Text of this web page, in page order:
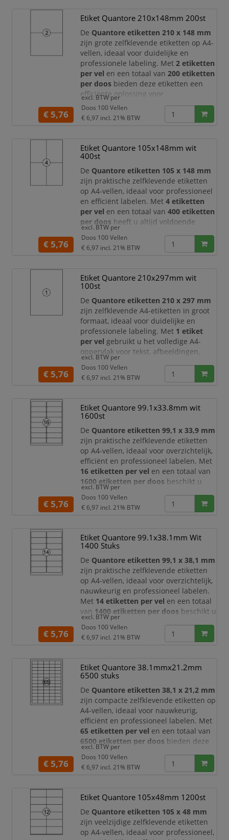
36 mmzijn deze Quantore etiketten
geschikt v
Etiket Quantore 210x148mm 200st
De Quantore etiketten 210 x 148 mm
zijn grote zelfklevende etiketten op A4-
vellen, ideaal voor duidelijke en
professionele labeling. Met2 etiketten
per vel en een totaal van200 etiketten
per doos bieden deze etiketten een
efficiënte oplossing voor
verzendetiketten, productlabels,
magazijnlabels, archiefetiketten en
kantoororganisatie.
148 mmheeft u veel plaats voor
adresgegevens, barcodes, logo’
€ 5,76
excl. BTW per
Doos 100 Vellen
€ 6,97 incl. 21% BTW
Etiket Quantore 105x148mm wit
400st
De Quantore etiketten 105 x 148 mm
zijn praktische zelfklevende etiketten
op A4-vellen, ideaal voor professioneel
en efficiënt labelen. Met4 etiketten
per vel en een totaal van400 etiketten
per doos heeft u altijd voldoende
voorraad voor uw dagelijkse
labelingwerkzaamheden. Deze grote
etiketten zijn perfect voor adressering,
productlabels, magazijnlabels en
algemene kantoororganisatie.
Dankzij het rui
€ 5,76
excl. BTW per
Doos 100 Vellen
€ 6,97 incl. 21% BTW
Etiket Quantore 210x297mm wit
100st
De Quantore etiketten 210 x 297 mm
zijn zelfklevende A4-etiketten in groot
formaat, ideaal voor duidelijke en
professionele labeling. Met 1 etiket
per vel gebruikt u het volledige A4-
oppervlak voor tekst, afbeeldingen,
barcodes, instructies, waarschuwingen,
productinformatie of verzendgegevens.
De doos bevat 100 vellen, goed voor in
Dankzij het royale formaat van 210 x
297 mm
bijzond
€ 5,76
excl. BTW per
Doos 100 Vellen
€ 6,97 incl. 21% BTW
Etiket Quantore 99.1x33.8mm wit
1600st
De Quantore etiketten 99,1 x 33,9 mm
zijn praktische zelfklevende etiketten
op A4-vellen, ideaal voor overzichtelijk,
efficiënt en professioneel labelen. Met
16 etiketten per vel en een totaal van
1600 etiketten per doos beschikt u
over een ruime voorraad voor dagelijks
gebruik op kantoor, in het magazijn, bij
verzending, administratie en
Dankzij het efficiënte formaat van99,1
x 33,9 mmbieden deze Quantore
etiketten vo
€ 5,76
excl. BTW per
Doos 100 Vellen
€ 6,97 incl. 21% BTW
Etiket Quantore 99.1x38.1mm Wit
1400 Stuks
De Quantore etiketten 99,1 x 38,1 mm
zijn praktische zelfklevende etiketten
op A4-vellen, ideaal voor overzichtelijk,
nauwkeurig en professioneel labelen.
Met 14 etiketten per vel en een totaal
van 1400 etiketten per doos beschikt u
over een ruime voorraad voor dagelijks
gebruik op kantoor, in het magazijn, bij
verzending, administratie en
Dankzij het handige formaat van99,1 x
38,1 mmbieden deze Quantore
etiketten vold
€ 5,76
excl. BTW per
Doos 100 Vellen
€ 6,97 incl. 21% BTW
Etiket Quantore 38.1mmx21.2mm
6500 stuks
De Quantore etiketten 38,1 x 21,2 mm
zijn compacte zelfklevende etiketten op
A4-vellen, ideaal voor nauwkeurig,
efficiënt en professioneel labelen. Met
65 etiketten per vel en een totaal van
6500 etiketten per doos bieden deze
etiketten een zeer ruime voorraad voor
dagelijks gebruik op kantoor, in het
magazijn, bij administratie, archivering,
Dankzij het kleine formaat van38,1 x
21,2 mmzijn deze Quant
€ 5,76
excl. BTW per
Doos 100 Vellen
€ 6,97 incl. 21% BTW
Etiket Quantore 105x48mm 1200st
De Quantore etiketten 105 x 48 mm
zijn veelzijdige zelfklevende etiketten
op A4-vellen, ideaal voor professioneel,